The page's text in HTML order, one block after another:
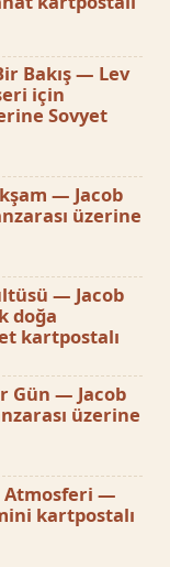
Bakış — Lev
için
Sovyet
— Jacob
üzerine
— Jacob
doğa
kartpostalı
Gün — Jacob
üzerine
Atmosferi —
kartpostalı